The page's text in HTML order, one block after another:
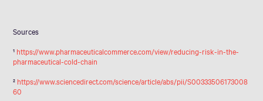
Sources
¹ https://www.pharmaceuticalcommerce.com/view/reducing-risk-in-the-
pharmaceutical-cold-chain
² https://www.sciencedirect.com/science/article/abs/pii/S00333506173008
60